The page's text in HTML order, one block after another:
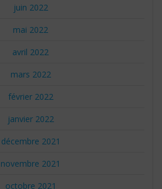
juin 2022
mai 2022
avril 2022
mars 2022
février 2022
janvier 2022
décembre 2021
novembre 2021
octobre 2021